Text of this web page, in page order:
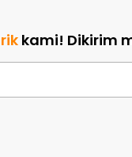
kami! Dikirim